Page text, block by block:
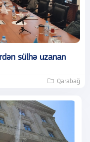
sülhə uzanan
Qarabağ